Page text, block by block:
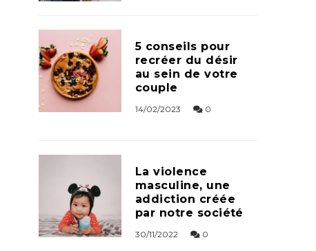
5 conseils pour
recréer du désir
au sein de votre
couple
14/02/2023 0
La violence
masculine, une
addiction créée
par notre société
30/11/2022 0